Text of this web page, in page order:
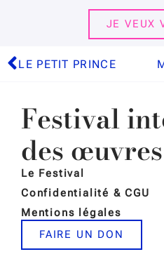
JE VEUX
LE PETIT PRINCE
Festival
des
Le Festival
Confidentialité & CGU
Mentions légales
FAIRE UN DON